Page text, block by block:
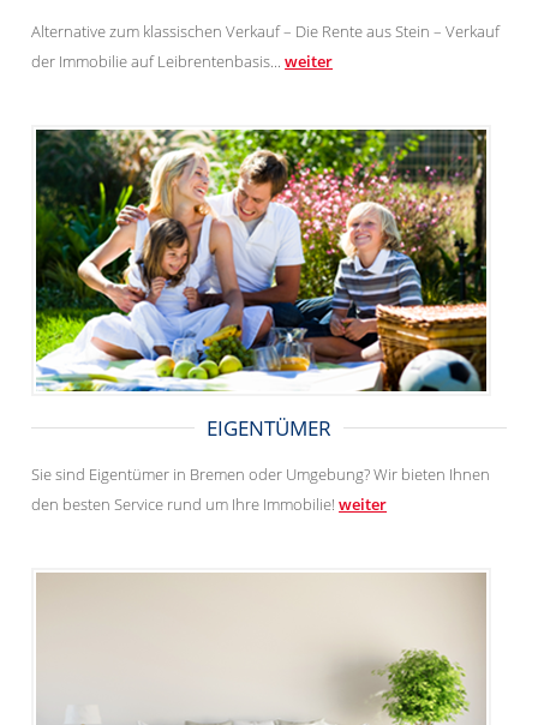
Alternative zum klassischen Verkauf – Die Rente aus Stein – Verkauf
der Immobilie auf Leibrentenbasis...weiter
EIGENTÜMER
Sie sind Eigentümer in Bremen oder Umgebung? Wir bieten Ihnen
den besten Service rund um Ihre Immobilie!weiter